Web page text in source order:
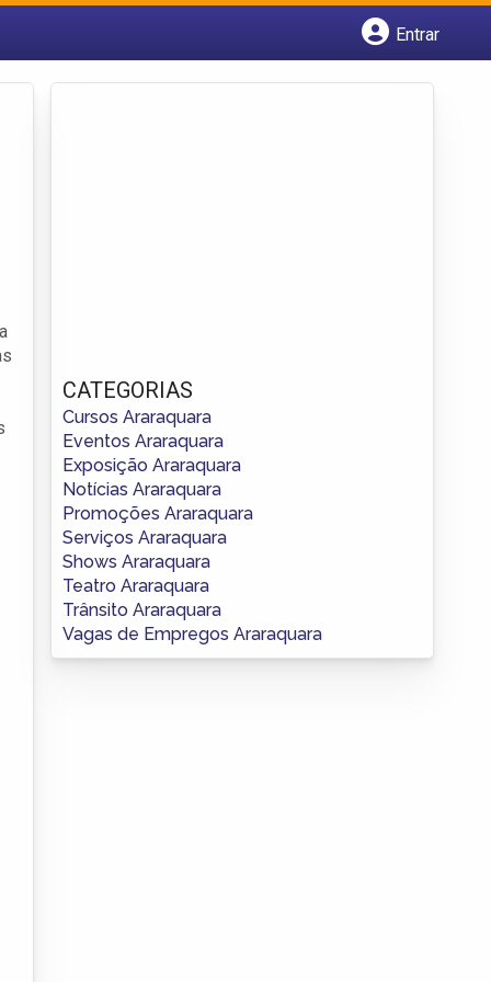
Entrar
CATEGORIAS
Cursos Araraquara
Eventos Araraquara
Exposição Araraquara
Notícias Araraquara
Promoções Araraquara
Serviços Araraquara
Shows Araraquara
Teatro Araraquara
Trânsito Araraquara
Vagas de Empregos Araraquara